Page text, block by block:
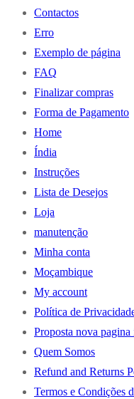
Contactos
Erro
Exemplo de página
FAQ
Finalizar compras
Forma de Pagamento
Home
Índia
Instruções
Lista de Desejos
Loja
manutenção
Minha conta
Moçambique
My account
Política de
Proposta nova
Quem Somos
Refund and Returns
Termos e Condições